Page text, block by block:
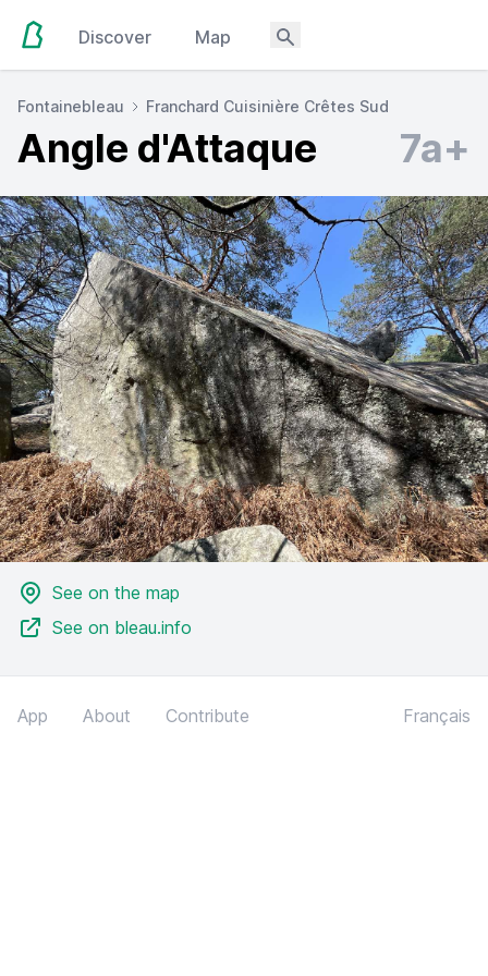
Discover Map
Fontainebleau Franchard Cuisinière Crêtes Sud
Angle d'Attaque 7a+
See on the map
See on bleau.info
App About Contribute Français